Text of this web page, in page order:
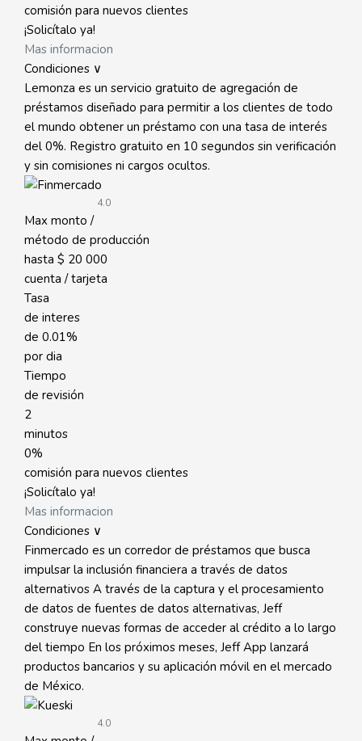
comisión para nuevos clientes
¡Solicítalo ya!
Mas informacion
Condiciones ∨
Lemonza es un servicio gratuito de agregación de
préstamos diseñado para permitir a los clientes de todo
el mundo obtener un préstamo con una tasa de interés
del 0%. Registro gratuito en 10 segundos sin verificación
y sin comisiones ni cargos ocultos.
4.0
Max monto /
método de producción
hasta $ 20 000
cuenta / tarjeta
Tasa
de interes
de 0.01%
por dia
Tiempo
de revisión
2
minutos
0%
comisión para nuevos clientes
¡Solicítalo ya!
Mas informacion
Condiciones ∨
Finmercado es un corredor de préstamos que busca
impulsar la inclusión financiera a través de datos
alternativos A través de la captura y el procesamiento
de datos de fuentes de datos alternativas, Jeff
construye nuevas formas de acceder al crédito a lo largo
del tiempo En los próximos meses, Jeff App lanzará
productos bancarios y su aplicación móvil en el mercado
de México.
4.0